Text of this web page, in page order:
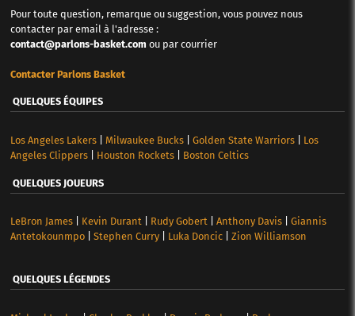
Pour toute question, remarque ou suggestion, vous pouvez nous
contacter par email à l'adresse :
contact@parlons-basket.com ou par courrier
Contacter Parlons Basket
QUELQUES ÉQUIPES
Los Angeles Lakers| Milwaukee Bucks| Golden State Warriors| Los
Angeles Clippers| Houston Rockets| Boston Celtics
QUELQUES JOUEURS
LeBron James| Kevin Durant| Rudy Gobert| Anthony Davis| Giannis
Antetokounmpo| Stephen Curry| Luka Doncic| Zion Williamson
QUELQUES LÉGENDES